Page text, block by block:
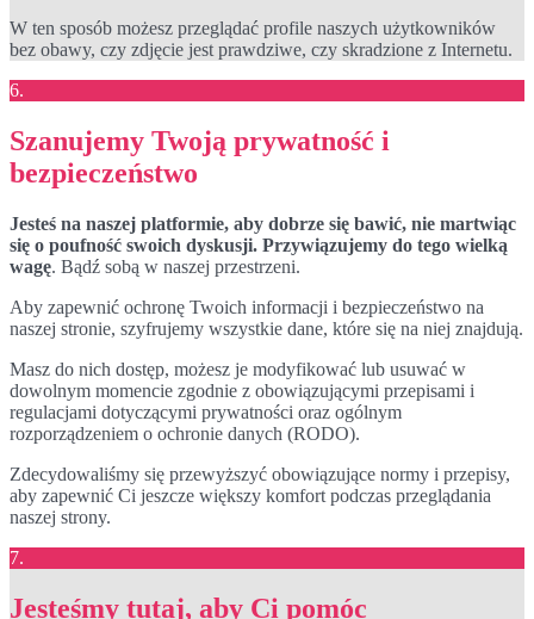
W ten sposób możesz przeglądać profile naszych użytkowników
bez obawy, czy zdjęcie jest prawdziwe, czy skradzione z Internetu.
6.
Szanujemy Twoją prywatność i
bezpieczeństwo
Jesteś na naszej platformie, aby dobrze się bawić, nie martwiąc
się o poufność swoich dyskusji. Przywiązujemy do tego wielką
wagę. Bądź sobą w naszej przestrzeni.
Aby zapewnić ochronę Twoich informacji i bezpieczeństwo na
naszej stronie, szyfrujemy wszystkie dane, które się na niej znajdują.
Masz do nich dostęp, możesz je modyfikować lub usuwać w
dowolnym momencie zgodnie z obowiązującymi przepisami i
regulacjami dotyczącymi prywatności oraz ogólnym
rozporządzeniem o ochronie danych (RODO).
Zdecydowaliśmy się przewyższyć obowiązujące normy i przepisy,
aby zapewnić Ci jeszcze większy komfort podczas przeglądania
naszej strony.
7.
Jesteśmy tutaj, aby Ci pomóc